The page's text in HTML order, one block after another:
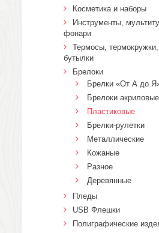
Косметика и наборы
Инструменты,
фонари
Термосы,
бутылки
Брелоки
Брелки «От А до
Брелоки акриловые
Пластиковые
Брелки-рулетки
Металлические
Кожаные
Разное
Деревянные
Пледы
USB Флешки
Полиграфические